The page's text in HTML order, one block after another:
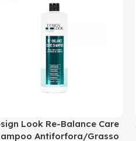
Look Re-Balance Care
Antiforfora/Grasso